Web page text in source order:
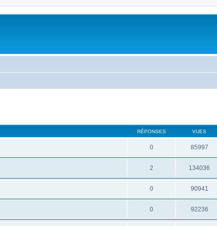
RÉPONSES VUES
0 85997
2 134036
0 90941
0 92236